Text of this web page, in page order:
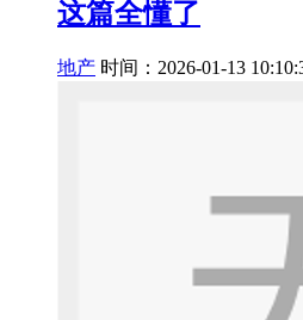
这篇全懂了
地产 时间：2026-01-13